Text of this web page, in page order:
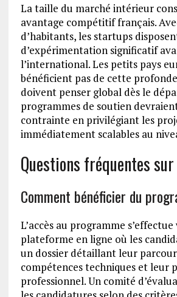
La taille du marché intérieur
avantage compétitif français.
d’habitants, les startups
d’expérimentation significatif
l’international. Les petits pays
bénéficient pas de cette
doivent penser global dès le
programmes de soutien
contrainte en privilégiant les
immédiatement scalables au
Questions fréquentes
Comment bénéficier du
L’accès au programme s’effectue
plateforme en ligne où les
un dossier détaillant leur
compétences techniques et leur
professionnel. Un comité